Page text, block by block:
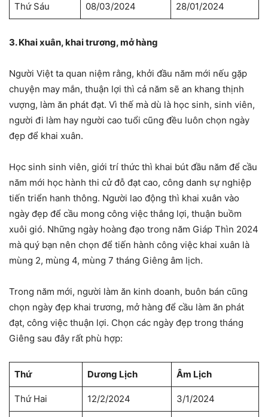
Thứ Sáu 08/03/2024 28/01/2024
3. Khai xuân, khai trương, mở hàng
Người Việt ta quan niệm rằng, khởi đầu năm mới nếu gặp
chuyện may mắn, thuận lợi thì cả năm sẽ an khang thịnh
vượng, làm ăn phát đạt. Vì thế mà dù là học sinh, sinh viên,
người đi làm hay người cao tuổi cũng đều luôn chọn ngày
đẹp để khai xuân.
Học sinh sinh viên, giới trí thức thì khai bút đầu năm để cầu
năm mới học hành thi cử đỗ đạt cao, công danh sự nghiệp
tiến triển hanh thông. Người lao động thì khai xuân vào
ngày đẹp để cầu mong công việc thắng lợi, thuận buồm
xuôi gió. Những ngày hoàng đạo trong năm Giáp Thìn 2024
mà quý bạn nên chọn để tiến hành công việc khai xuân là
mùng 2, mùng 4, mùng 7 tháng Giêng âm lịch.
Trong năm mới, người làm ăn kinh doanh, buôn bán cũng
chọn ngày đẹp khai trương, mở hàng để cầu làm ăn phát
đạt, công việc thuận lợi. Chọn các ngày đẹp trong tháng
Giêng sau đây rất phù hợp:
Thứ Dương Lịch Âm Lịch
Thứ Hai 12/2/2024 3/1/2024